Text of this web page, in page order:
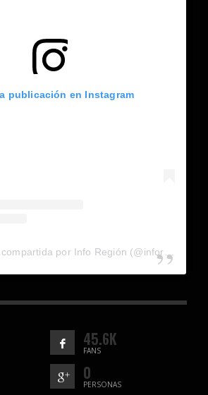
publicación en Instagram
45.6K
FANS
0
PERSONAS